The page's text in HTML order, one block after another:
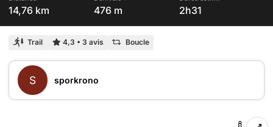
14,76 km 476 m 2h31
Trail 4,3 • 3 avis Boucle
S sporkrono